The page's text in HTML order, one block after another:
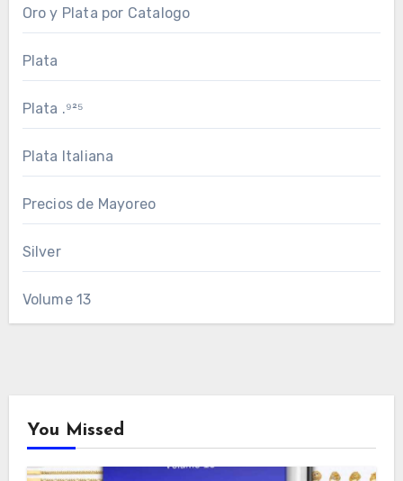
Oro y Plata por Catalogo
Plata
Plata .⁹²⁵
Plata Italiana
Precios de Mayoreo
Silver
Volume 13
You Missed